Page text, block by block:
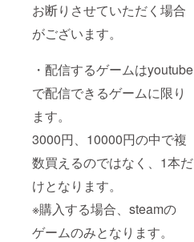
お断りさせていただく場合
がございます。
・配信するゲームはyoutube
で配信できるゲームに限り
ます。
3000円、10000円の中で複
数買えるのではなく、1本だ
けとなります。
※購入する場合、steamの
ゲームのみとなります。